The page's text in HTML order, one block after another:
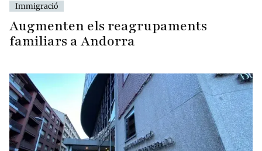
Immigració
Augmenten els reagrupaments
familiars a Andorra